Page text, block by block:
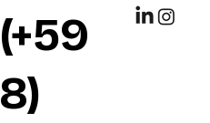
(+59
8)